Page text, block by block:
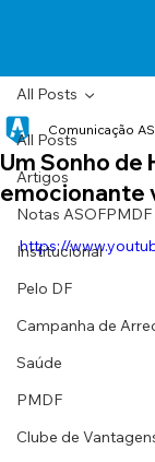
All Posts
Artigos
Notas ASOFPMDF
Institucional
Pelo DF
Campanha de
Saúde
PMDF
Clube de
All Posts
Um Sonho de
emocionante
Comunicação
https://